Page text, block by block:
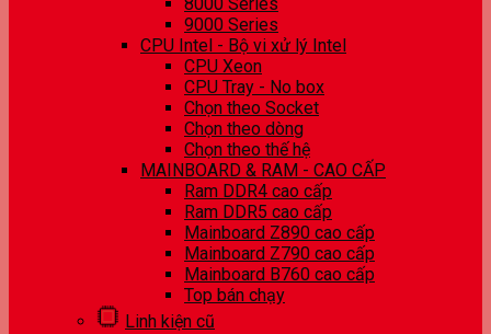
9000 Series
CPU Intel - Bộ vi xử lý Intel
CPU Xeon
CPU Tray - No box
Chọn theo Socket
Chọn theo dòng
Chọn theo thế hệ
MAINBOARD & RAM - CAO CẤP
Ram DDR4 cao cấp
Ram DDR5 cao cấp
Mainboard Z890 cao cấp
Mainboard Z790 cao cấp
Mainboard B760 cao cấp
Top bán chạy
Linh kiện cũ